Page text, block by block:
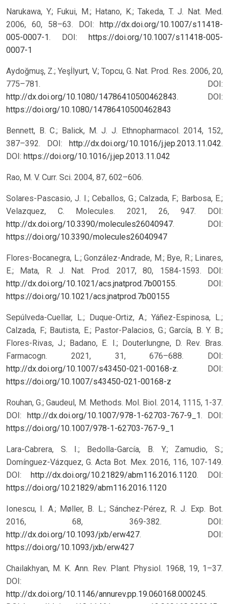
Narukawa, Y.; Fukui, M.; Hatano, K.; Takeda, T. J. Nat. Med.
2006, 60, 58–63. DOI: http://dx.doi.org/10.1007/s11418-
005-0007-1. DOI: https://doi.org/10.1007/s11418-005-
0007-1
Aydoğmuş, Z.; Yeşİlyurt, V.; Topcu, G. Nat. Prod. Res. 2006, 20,
775–781. DOI:
http://dx.doi.org/10.1080/14786410500462843. DOI:
https://doi.org/10.1080/14786410500462843
Bennett, B. C.; Balick, M. J. J. Ethnopharmacol. 2014, 152,
387–392. DOI: http://dx.doi.org/10.1016/j.jep.2013.11.042.
DOI: https://doi.org/10.1016/j.jep.2013.11.042
Rao, M. V. Curr. Sci. 2004, 87, 602–606.
Solares-Pascasio, J. I.; Ceballos, G.; Calzada, F.; Barbosa, E.;
Velazquez, C. Molecules. 2021, 26, 947. DOI:
http://dx.doi.org/10.3390/molecules26040947. DOI:
https://doi.org/10.3390/molecules26040947
Flores-Bocanegra, L.; González-Andrade, M.; Bye, R.; Linares,
E.; Mata, R. J. Nat. Prod. 2017, 80, 1584-1593. DOI:
http://dx.doi.org/10.1021/acs.jnatprod.7b00155. DOI:
https://doi.org/10.1021/acs.jnatprod.7b00155
Sepúlveda-Cuellar, L.; Duque-Ortiz, A.; Yáñez-Espinosa, L.;
Calzada, F.; Bautista, E.; Pastor-Palacios, G.; García, B. Y. B.;
Flores-Rivas, J.; Badano, E. I.; Douterlungne, D. Rev. Bras.
Farmacogn. 2021, 31, 676–688. DOI:
http://dx.doi.org/10.1007/s43450-021-00168-z. DOI:
https://doi.org/10.1007/s43450-021-00168-z
Rouhan, G.; Gaudeul, M. Methods. Mol. Biol. 2014, 1115, 1-37.
DOI: http://dx.doi.org/10.1007/978-1-62703-767-9_1. DOI:
https://doi.org/10.1007/978-1-62703-767-9_1
Lara-Cabrera, S. I.; Bedolla-García, B. Y.; Zamudio, S.;
Domínguez-Vázquez, G. Acta Bot. Mex. 2016, 116, 107-149.
DOI: http://dx.doi.org/10.21829/abm116.2016.1120. DOI:
https://doi.org/10.21829/abm116.2016.1120
Ionescu, I. A.; Møller, B. L.; Sánchez-Pérez, R. J. Exp. Bot.
2016, 68, 369-382. DOI:
http://dx.doi.org/10.1093/jxb/erw427. DOI:
https://doi.org/10.1093/jxb/erw427
Chailakhyan, M. K. Ann. Rev. Plant. Physiol. 1968, 19, 1–37.
DOI:
http://dx.doi.org/10.1146/annurev.pp.19.060168.000245.